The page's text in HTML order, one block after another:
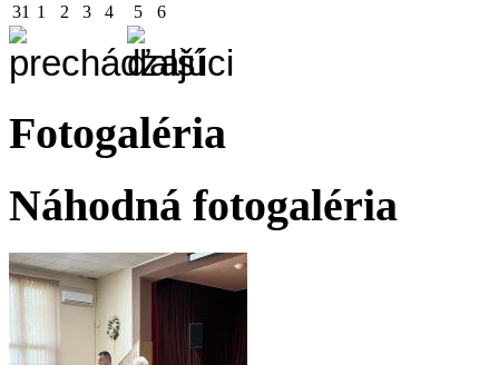
31 1 2 3 4 5 6
Fotogaléria
Náhodná fotogaléria